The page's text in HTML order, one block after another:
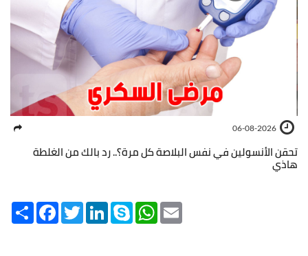
06-08-2026
تحقن الأنسولين في نفس البلاصة كل مرة؟.. رد بالك من الغلطة
هاذي
Share FacebookTwitterLinkedInSkype WhatsApp